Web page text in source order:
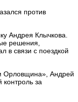
против
Андрея Клычкова.
решения,
в связи с поездкой
Орловщина», Андрей
за